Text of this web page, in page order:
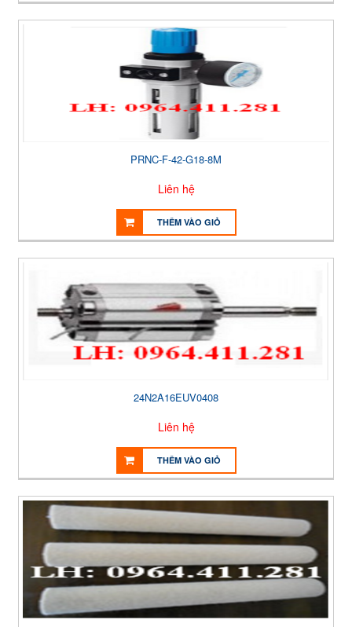
PRNC-F-42-G18-8M
Liên hệ
THÊM VÀO GIỎ
24N2A16EUV0408
Liên hệ
THÊM VÀO GIỎ